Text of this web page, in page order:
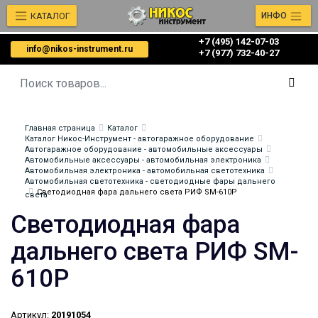
info@nikos-instrument.ru
+7 (495) 142-07-03
‎‎+7 (977) 732-40-27
КАТАЛОГ ИНФО
Главная страница
Каталог
Каталог Никос-Инструмент - автогаражное оборудование
Автогаражное оборудование - автомобильные аксессуары
Автомобильные аксессуары - автомобильная электроника
Автомобильная электроника - автомобильная светотехника
Автомобильная светотехника - светодиодные фары дальнего
светаСветодиодная фара дальнего света РИФ SM-610P
Светодиодная фара
дальнего света РИФ SM-
610P
Артикул: 20191054